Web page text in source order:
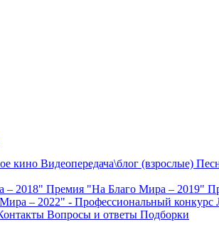
кино Видеопередача\блог (взрослые)
– 2018" Премия "На Благо Мира – 2019"
– 2022" - Профессиональный конкурс
Вопросы и ответы Подборки